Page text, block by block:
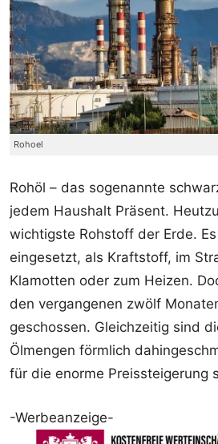
Rohoel
Rohöl – das sogenannte
jedem Haushalt Präsent.
wichtigste Rohstoff der Erde.
eingesetzt, als Kraftstoff, im
Klamotten oder zum Heizen.
den vergangenen zwölf
geschossen. Gleichzeitig sind
Ölmengen förmlich
für die enorme Preissteigerung
-Werbeanzeige-